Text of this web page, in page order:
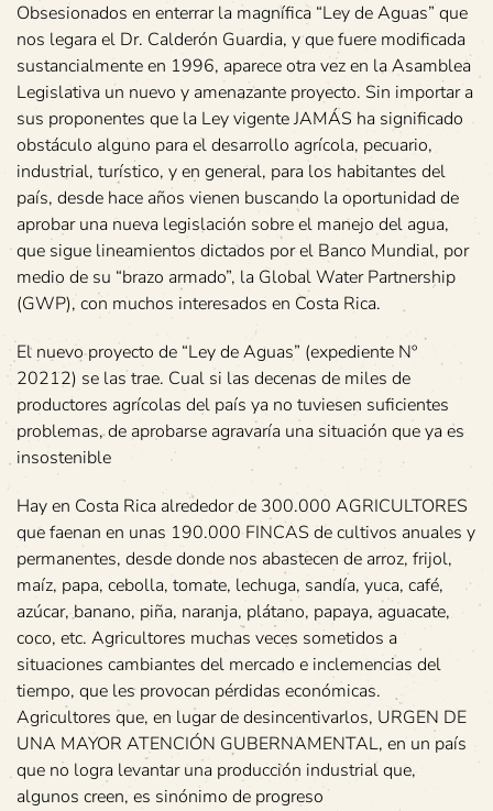
Obsesionados en enterrar la magnífica “Ley de Aguas” que
nos legara el Dr. Calderón Guardia, y que fuere modificada
sustancialmente en 1996, aparece otra vez en la Asamblea
Legislativa un nuevo y amenazante proyecto. Sin importar a
sus proponentes que la Ley vigente JAMÁS ha significado
obstáculo alguno para el desarrollo agrícola, pecuario,
industrial, turístico, y en general, para los habitantes del
país, desde hace años vienen buscando la oportunidad de
aprobar una nueva legislación sobre el manejo del agua,
que sigue lineamientos dictados por el Banco Mundial, por
medio de su “brazo armado”, la Global Water Partnership
(GWP), con muchos interesados en Costa Rica.
El nuevo proyecto de “Ley de Aguas” (expediente Nº
20212) se las trae. Cual si las decenas de miles de
productores agrícolas del país ya no tuviesen suficientes
problemas, de aprobarse agravaría una situación que ya es
insostenible
Hay en Costa Rica alrededor de 300.000 AGRICULTORES
que faenan en unas 190.000 FINCAS de cultivos anuales y
permanentes, desde donde nos abastecen de arroz, frijol,
maíz, papa, cebolla, tomate, lechuga, sandía, yuca, café,
azúcar, banano, piña, naranja, plátano, papaya, aguacate,
coco, etc. Agricultores muchas veces sometidos a
situaciones cambiantes del mercado e inclemencias del
tiempo, que les provocan pérdidas económicas.
Agricultores que, en lugar de desincentivarlos, URGEN DE
UNA MAYOR ATENCIÓN GUBERNAMENTAL, en un país
que no logra levantar una producción industrial que,
algunos creen, es sinónimo de progreso